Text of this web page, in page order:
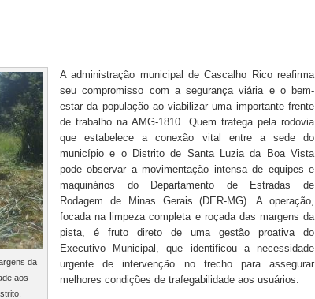
da
aos
A administração municipal de Cascalho Rico reafirma
seu compromisso com a segurança viária e o bem-
estar da população ao viabilizar uma importante frente
de trabalho na AMG-1810. Quem trafega pela rodovia
que estabelece a conexão vital entre a sede do
município e o Distrito de Santa Luzia da Boa Vista
pode observar a movimentação intensa de equipes e
maquinários do Departamento de Estradas de
Rodagem de Minas Gerais (DER-MG). A operação,
focada na limpeza completa e roçada das margens da
pista, é fruto direto de uma gestão proativa do
Executivo Municipal, que identificou a necessidade
urgente de intervenção no trecho para assegurar
melhores condições de trafegabilidade aos usuários.